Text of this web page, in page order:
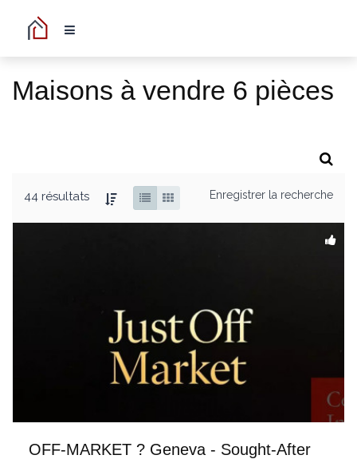
Maisons à vendre 6 pièces
44 résultats Enregistrer la recherche
OFF-MARKET ? Geneva - Sought-After